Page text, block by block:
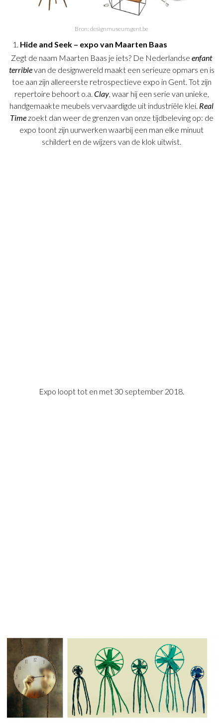
Bron: designmuseumgent.be
Hide and Seek – expo van Maarten Baas
Zegt de naam Maarten Baas je iets? De Nederlandse enfant
terriblevan de designwereld maakt een serieuze opmars en is
toe aan zijn allereerste retrospectieve expo in Gent. Tot zijn
repertoire behoort o.a. Clay, waar hij een serie van unieke,
handgemaakte meubels vervaardigde uit industriële klei. Real
Timezoekt dan weer de grenzen van onze tijdbeleving op: de
expo toont zijn uurwerken waarbij een man elke minuut
schildert en de wijzers van de klok uitwist.
Expo loopt tot en met 30 september 2018.